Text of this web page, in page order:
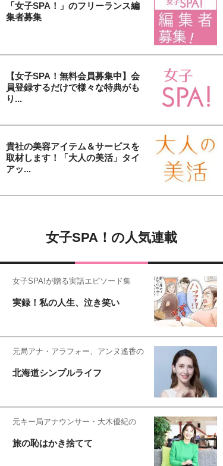
「女子SPA！」のフリーランス編
集者募集
【女子SPA！無料会員募集中】会
員登録するだけで様々な特典がも
り...
貴社の美容アイテム＆サービスを
取材します！「大人の美活」タイ
アッ...
女子SPA！の人気連載
女子SPA!が贈る実話エピソード集
実録！私の人生、泣き笑い
元局アナ・アラフォー、アンヌ遙香の
北海道シンプルライフ
元キー局アナウンサー・大木優紀の
旅の恥はかき捨てて